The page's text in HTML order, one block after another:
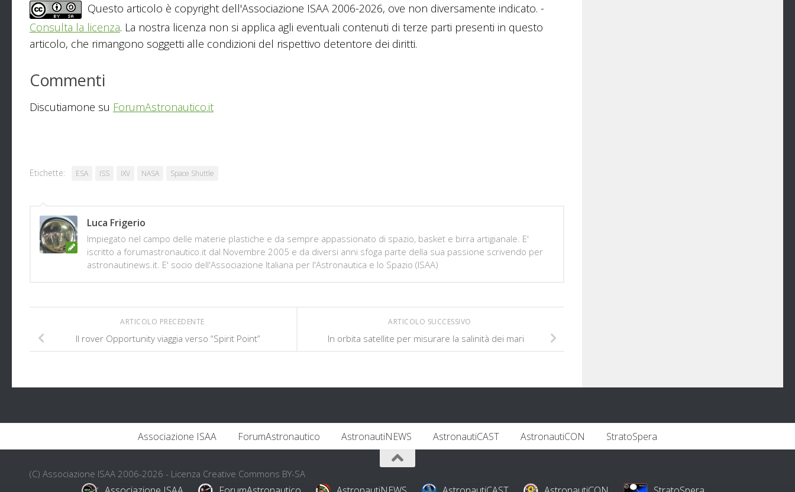
Questo articolo è copyright dell'Associazione ISAA 2006-2026, ove non diversamente indicato. -
Consulta la licenza. La nostra licenza non si applica agli eventuali contenuti di terze parti presenti in questo
articolo, che rimangono soggetti alle condizioni del rispettivo detentore dei diritti.
Commenti
Discutiamone su ForumAstronautico.it
Etichette: ESA ISS IXV NASA Space Shuttle
Luca Frigerio
Impiegato nel campo delle materie plastiche e da sempre appassionato di spazio, basket e birra artigianale. E'
iscritto a forumastronautico.it dal Novembre 2005 e da diversi anni sfoga parte della sua passione scrivendo per
astronautinews.it. E' socio dell'Associazione Italiana per l'Astronautica e lo Spazio (ISAA)
ARTICOLO SUCCESSIVO
In orbita satellite per misurare la salinità dei mari
ARTICOLO PRECEDENTE
Il rover Opportunity viaggia verso “Spirit Point”
Associazione ISAA ForumAstronautico AstronautiNEWS AstronautiCAST AstronautiCON StratoSpera
(C) Associazione ISAA 2006-2026 - Licenza Creative Commons BY-SA